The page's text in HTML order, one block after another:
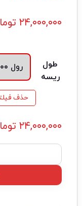
۲۴,۰۰۰,۰۰۰
طول
ریسه
رول 100 متری
حذف
۲۴,۰۰۰,۰۰۰